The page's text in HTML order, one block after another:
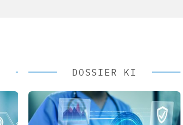
DOSSIER KI